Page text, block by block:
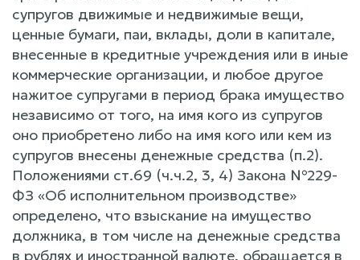
супругов движимые и недвижимые вещи,
ценные бумаги, паи, вклады, доли в капитале,
внесенные в кредитные учреждения или в иные
коммерческие организации, и любое другое
нажитое супругами в период брака имущество
независимо от того, на имя кого из супругов
оно приобретено либо на имя кого или кем из
супругов внесены денежные средства (п.2).
Положениями ст.69 (ч.ч.2, 3, 4) Закона №229-
ФЗ «Об исполнительном производстве»
определено, что взыскание на имущество
должника, в том числе на денежные средства
в рублях и иностранной валюте, обращается в